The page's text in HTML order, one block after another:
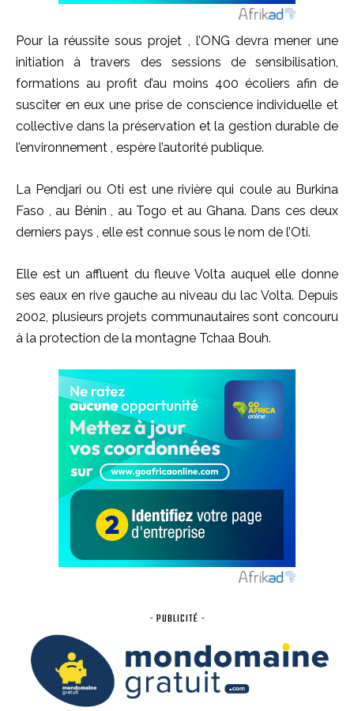
Pour la réussite sous projet , l’ONG devra mener une
initiation à travers des sessions de sensibilisation,
formations au profit d’au moins 400 écoliers afin de
susciter en eux une prise de conscience individuelle et
collective dans la préservation et la gestion durable de
l’environnement , espère l’autorité publique.
La Pendjari ou Oti est une rivière qui coule au Burkina
Faso , au Bénin , au Togo et au Ghana. Dans ces deux
derniers pays , elle est connue sous le nom de l’Oti.
Elle est un affluent du fleuve Volta auquel elle donne
ses eaux en rive gauche au niveau du lac Volta. Depuis
2002, plusieurs projets communautaires sont concouru
à la protection de la montagne Tchaa Bouh.
- PUBLICITÉ -